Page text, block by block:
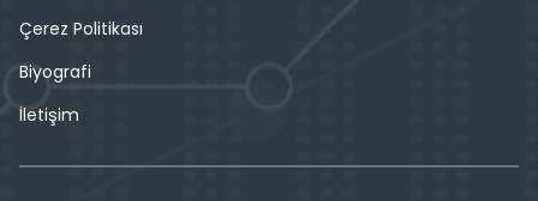
Çerez Politikası
Biyografi
İletişim